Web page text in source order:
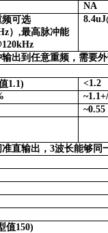
NA
频可选
）,最高脉冲能
出到任意重频，需要
1.1)
<1.2
~0.55
准直输出，3波长能够
值150)